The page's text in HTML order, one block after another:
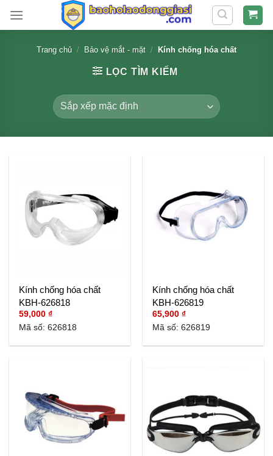
Trang chủ / Bảo vệ mắt - mặt / Kính chống hóa chất
LỌC TÌM KIẾM
Kính chống hóa chất
KBH-626818
59,000₫
Mã số: 626818
Kính chống hóa chất
KBH-626819
65,900₫
Mã số: 626819